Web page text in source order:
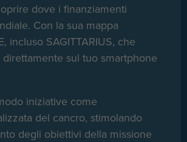
dove i finanziamenti
Con la sua mappa
incluso SAGITTARIUS, che
sul tuo smartphone
iniziative come
del cancro, stimolando
degli obiettivi della missione